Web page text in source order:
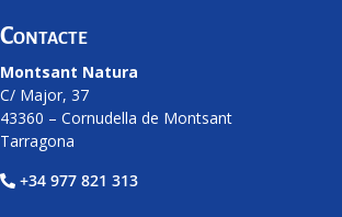
Contacte
Montsant Natura
C/ Major, 37
43360 – Cornudella de Montsant
Tarragona
+34 977 821 313